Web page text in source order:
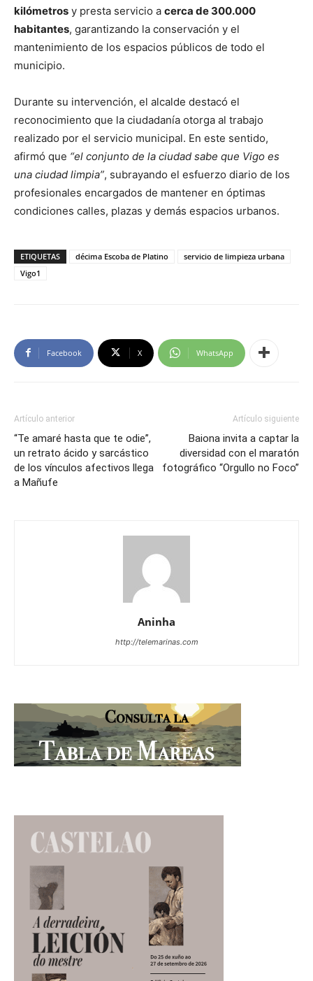
kilómetros y presta servicio a cerca de 300.000
habitantes, garantizando la conservación y el
mantenimiento de los espacios públicos de todo el
municipio.
Durante su intervención, el alcalde destacó el
reconocimiento que la ciudadanía otorga al trabajo
realizado por el servicio municipal. En este sentido,
afirmó que “el conjunto de la ciudad sabe que Vigo es
una ciudad limpia”, subrayando el esfuerzo diario de los
profesionales encargados de mantener en óptimas
condiciones calles, plazas y demás espacios urbanos.
ETIQUETAS décima Escoba de Platino
servicio de limpieza urbana
Vigo1
Facebook X WhatsApp
Artículo anterior
“Te amaré hasta que te odie”,
un retrato ácido y sarcástico
de los vínculos afectivos llega
a Mañufe
Artículo siguiente
Baiona invita a captar la
diversidad con el maratón
fotográfico “Orgullo no Foco”
Aninha
http://telemarinas.com